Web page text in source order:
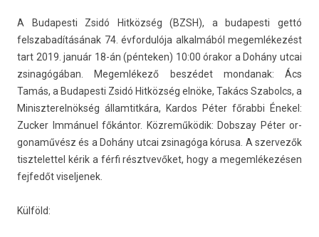
A Budapes­ti Zsidó Hitközség (BZSH), a budapes­ti gettó
felszabadításának 74. évfor­dulója al­kal­mából megem­lékezést
tart 2019. január 18-án (pén­tek­en) 10:00 órakor a Dohány utcai
zsinagógában. Megem­lékező beszédet mon­danak: Ács
Tamás, a Budapes­ti Zsidó Hitközség elnöke, Takács Szabolcs, a
Miniszterel­nökség állam­titkára, Kar­dos Péter főrabbi Énekel:
Zuck­er Immánuel főkántor. Közreműködik: Dobszay Péter or­
gonaművész és a Dohány utcai zsinagóga kórusa. A szer­vezők
tisztelet­tel kérik a férfi résztvevőket, hogy a megem­lékezés­en
fej­fedőt visel­jenek.
Külföld: